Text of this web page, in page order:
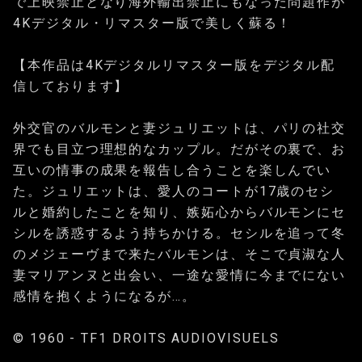
4Kデジタル・リマスター版で美しく蘇る！
【本作品は4Kデジタルリマスター版をデジタル配
信しております】
外交官のバルモンと妻ジュリエットは、パリの社交
界でも目立つ理想的なカップル。だがその裏で、お
互いの情事の成果を報告し合うことを楽しんでい
た。ジュリエットは、愛人のコートが17歳のセシ
ルと婚約したことを知り、嫉妬心からバルモンにセ
シルを誘惑するよう持ちかける。セシルを追って冬
のメジェーヴまで来たバルモンは、そこで貞淑な人
妻マリアンヌと出会い、一途な愛情に今までにない
感情を抱くようになるが…。
© 1960 - TF1 DROITS AUDIOVISUELS